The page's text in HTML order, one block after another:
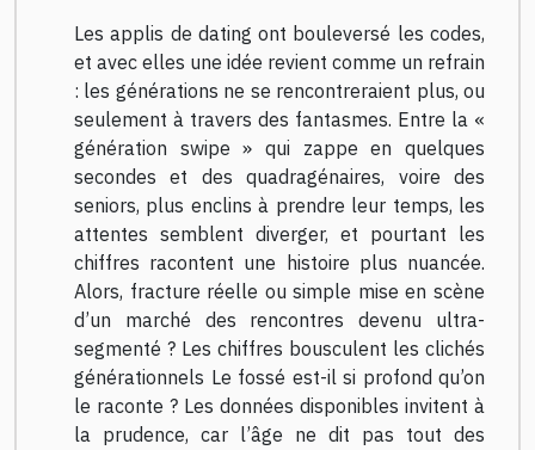
Les applis de dating ont bouleversé les codes,
et avec elles une idée revient comme un refrain
: les générations ne se rencontreraient plus, ou
seulement à travers des fantasmes. Entre la «
génération swipe » qui zappe en quelques
secondes et des quadragénaires, voire des
seniors, plus enclins à prendre leur temps, les
attentes semblent diverger, et pourtant les
chiffres racontent une histoire plus nuancée.
Alors, fracture réelle ou simple mise en scène
d’un marché des rencontres devenu ultra-
segmenté ? Les chiffres bousculent les clichés
générationnels Le fossé est-il si profond qu’on
le raconte ? Les données disponibles invitent à
la prudence, car l’âge ne dit pas tout des